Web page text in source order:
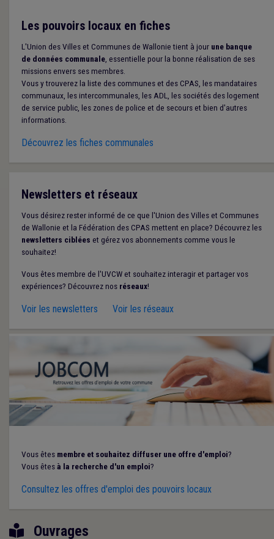
Les pouvoirs locaux en fiches
L'Union des Villes et Communes de Wallonie tient à jour une banque
de données communale , essentielle pour la bonne réalisation de ses
missions envers ses membres.
Vous y trouverez la liste des communes et des CPAS, les mandataires
communaux, les intercommunales, les ADL, les sociétés des logement
de service public, les zones de police et de secours et bien d'autres
informations.
Découvrez les fiches communales
Newsletters et réseaux
Vous désirez rester informé de ce que l'Union des Villes et Communes
de Wallonie et la Fédération des CPAS mettent en place? Découvrez les
newsletters ciblées et gérez vos abonnements comme vous le
souhaitez!
Vous êtes membre de l'UVCW et souhaitez interagir et partager vos
expériences? Découvrez nos réseaux!
Voir les newsletters Voir les réseaux
Vous êtes membre et souhaitez diffuser une offre d'emploi?
Vous êtesà la recherche d'un emploi?
Consultez les offres d'emploi des pouvoirs locaux
Ouvrages